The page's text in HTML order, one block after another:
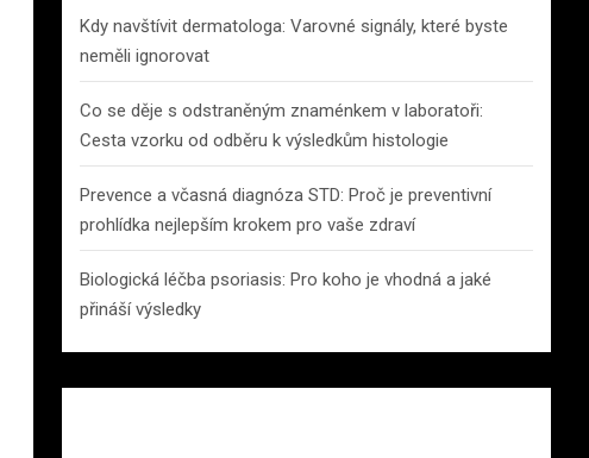
Kdy navštívit dermatologa: Varovné signály, které byste
neměli ignorovat
Co se děje s odstraněným znaménkem v laboratoři:
Cesta vzorku od odběru k výsledkům histologie
Prevence a včasná diagnóza STD: Proč je preventivní
prohlídka nejlepším krokem pro vaše zdraví
Biologická léčba psoriasis: Pro koho je vhodná a jaké
přináší výsledky